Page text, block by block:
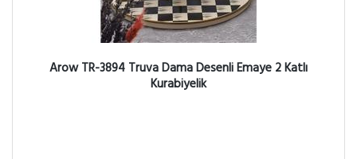
Arow TR-3894 Truva Dama Desenli Emaye 2 Katlı
Kurabiyelik